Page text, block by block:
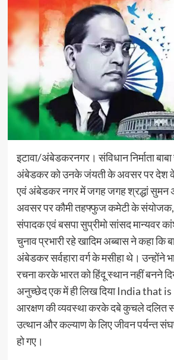
इटावा/अंबेडकरनगर। संविधान निर्माता बाबा
अंबेडकर को उनके जंयती के अवसर पर देश
एवं अंबेडकर नगर में जगह जगह श्रद्धां सुमन
अवसर पर कौमी तहफ्फुज कमेटी के संयोजक,
संपादक एवं बसपा सुप्रीमो सांसद मान्यवर
चुनाव प्रभारी रहे खादिम अब्बास ने कहा कि
अंबेडकर सर्वहारा वर्ग के मसीहा थे। उन्होंने
रचना करके भारत को हिंदू स्थान नहीं बनने
अनुच्छेद एक में ही लिख दिया India that
आरक्षण की व्यवस्था करके दबे कुचले दलित
उत्थान और कल्याण के लिए जीवन पर्यन्त
हो गए।